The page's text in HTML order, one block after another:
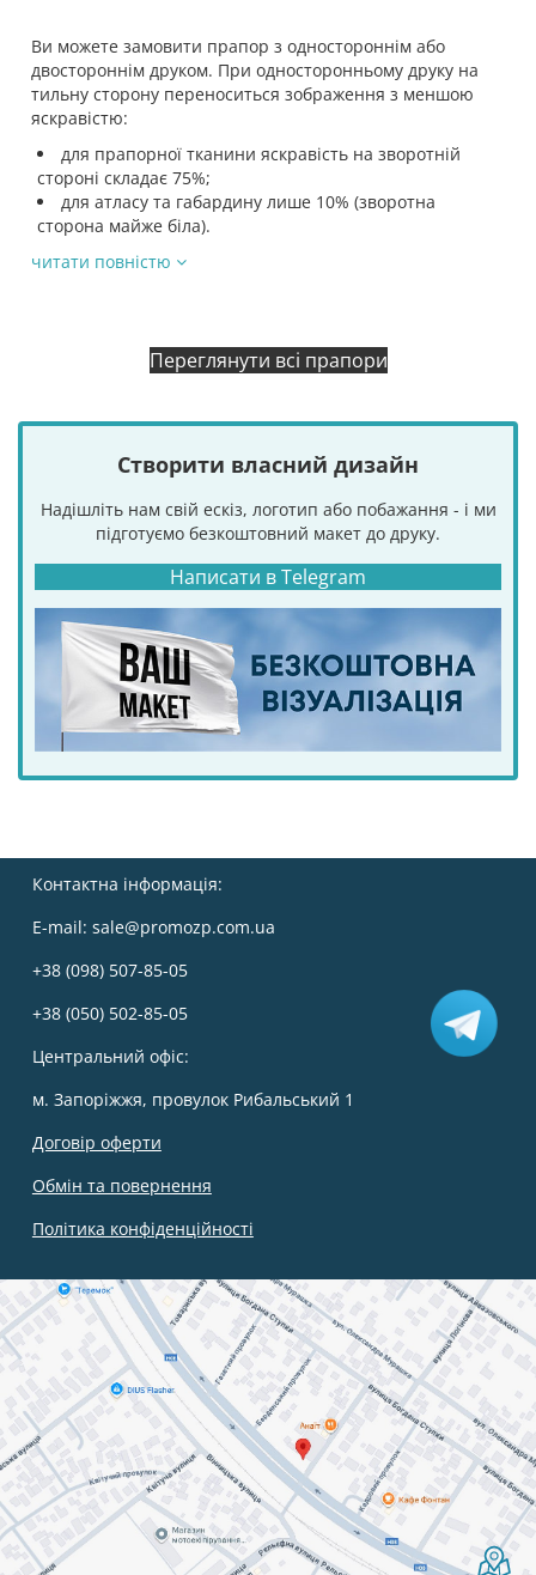
Ви можете замовити прапор з одностороннім або
двостороннім друком. При односторонньому друку на
тильну сторону переноситься зображення з меншою
яскравістю:
для прапорної тканини яскравість на зворотній
стороні складає 75%;
для атласу та габардину лише 10% (зворотна
сторона майже біла).
читати повністю
Переглянути всі прапори
Створити власний дизайн
Надішліть нам свій ескіз, логотип або побажання - і ми
підготуємо безкоштовний макет до друку.
Написати в Telegram
Контактна інформація:
E-mail: sale@promozp.com.ua
+38 (098) 507-85-05
+38 (050) 502-85-05
Центральний офіс:
м. Запоріжжя, провулок Рибальський 1
Договір оферти
Обмін та повернення
Політика конфіденційності